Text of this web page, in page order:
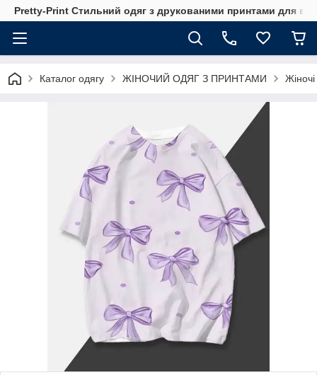
Pretty-Print Стильний одяг з друкованими принтами для
Каталог одягу ЖІНОЧИЙ ОДЯГ З ПРИНТАМИ